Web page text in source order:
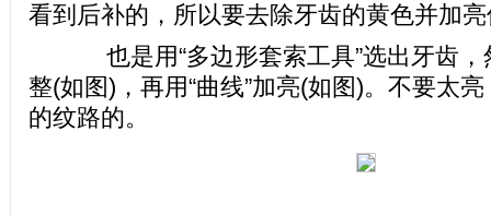
看到后补的，所以要去除牙齿的黄色并加
也是用“多边形套索工具”选出牙齿，
整(如图)，再用“曲线”加亮(如图)。不要太
的纹路的。